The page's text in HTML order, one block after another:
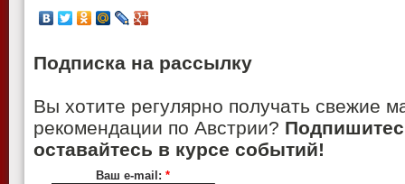
Подписка на рассылку
Вы хотите регулярно получать свежие
рекомендации по Австрии?
оставайтесь в курсе событий!
Ваш e-mail: *